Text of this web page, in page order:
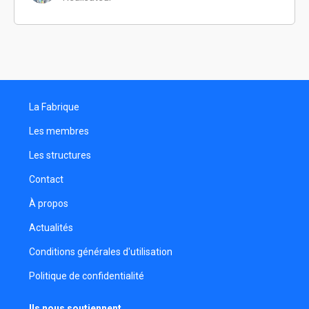
La Fabrique
Les membres
Les structures
Contact
À propos
Actualités
Conditions générales d'utilisation
Politique de confidentialité